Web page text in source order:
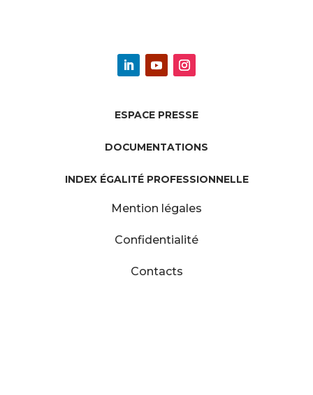
ESPACE PRESSE
DOCUMENTATIONS
INDEX ÉGALITÉ PROFESSIONNELLE
Mention légales
Confidentialité
Contacts